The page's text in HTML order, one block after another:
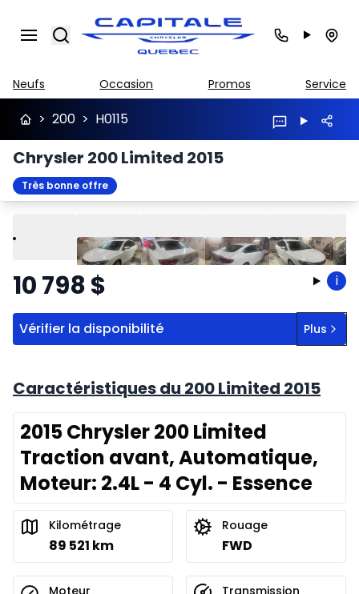
Search
Neufs Occasion Promos Service
> 200 > H0115
Chrysler 200 Limited 2015
Très bonne offre
Lire Précédent
Suivant
10 798$ i
Vérifier la disponibilité Plus
Caractéristiques du 200 Limited 2015
2015 Chrysler 200 Limited
Traction avant, Automatique,
Moteur: 2.4L - 4 Cyl. - Essence
Kilométrage
89 521 km
Rouage
FWD